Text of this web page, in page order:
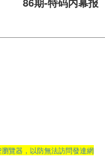
覽器，以防無法訪問發達網